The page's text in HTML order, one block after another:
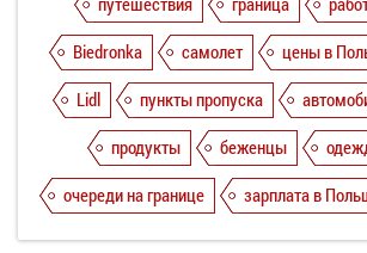
Biedronka
самолет цены в
Lidl
пункты пропуска
продукты
беженцы
очереди на границе
зарплата в